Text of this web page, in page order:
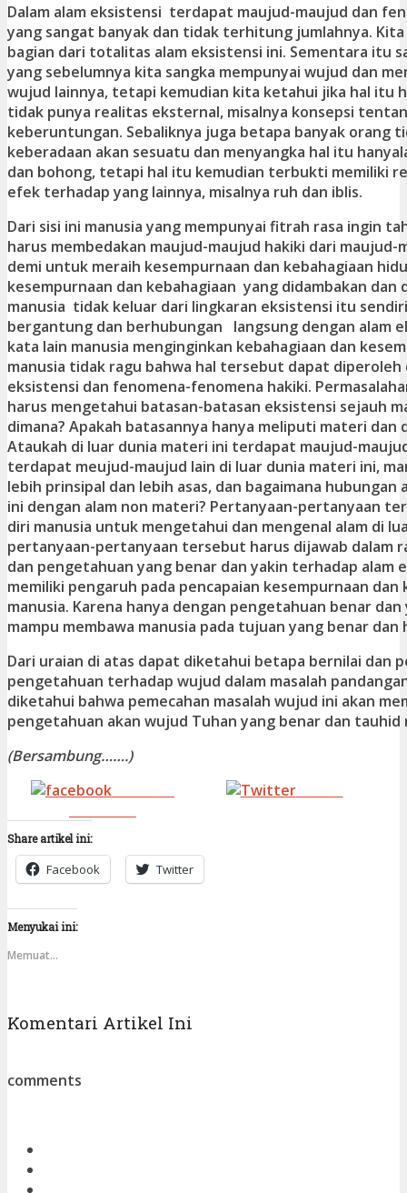
Dalam alam eksistensi terdapat maujud-maujud dan
yang sangat banyak dan tidak terhitung jumlahnya. Kita
bagian dari totalitas alam eksistensi ini. Sementara itu
yang sebelumnya kita sangka mempunyai wujud dan
wujud lainnya, tetapi kemudian kita ketahui jika hal itu
tidak punya realitas eksternal, misalnya konsepsi
keberuntungan. Sebaliknya juga betapa banyak orang
keberadaan akan sesuatu dan menyangka hal itu
dan bohong, tetapi hal itu kemudian terbukti memiliki
efek terhadap yang lainnya, misalnya ruh dan iblis.
Dari sisi ini manusia yang mempunyai fitrah rasa ingin
harus membedakan maujud-maujud hakiki dari maujud-
demi untuk meraih kesempurnaan dan kebahagiaan
kesempurnaan dan kebahagiaan yang didambakan dan
manusia tidak keluar dari lingkaran eksistensi itu
bergantung dan berhubungan langsung dengan alam
kata lain manusia menginginkan kebahagiaan dan
manusia tidak ragu bahwa hal tersebut dapat
eksistensi dan fenomena-fenomena hakiki.
harus mengetahui batasan-batasan eksistensi sejauh
dimana? Apakah batasannya hanya meliputi materi dan
Ataukah di luar dunia materi ini terdapat maujud-
terdapat meujud-maujud lain di luar dunia materi ini,
lebih prinsipal dan lebih asas, dan bagaimana hubungan
ini dengan alam non materi? Pertanyaan-pertanyaan
diri manusia untuk mengetahui dan mengenal alam di
pertanyaan-pertanyaan tersebut harus dijawab dalam
dan pengetahuan yang benar dan yakin terhadap alam
memiliki pengaruh pada pencapaian kesempurnaan dan
manusia. Karena hanya dengan pengetahuan benar dan
mampu membawa manusia pada tujuan yang benar dan
Dari uraian di atas dapat diketahui betapa bernilai dan
pengetahuan terhadap wujud dalam masalah
diketahui bahwa pemecahan masalah wujud ini akan
pengetahuan akan wujud Tuhan yang benar dan tauhid
(Bersambung…….)
Tweet
Share artikel ini:
Facebook Twitter
Menyukai ini:
Memuat...
Komentari Artikel Ini
comments